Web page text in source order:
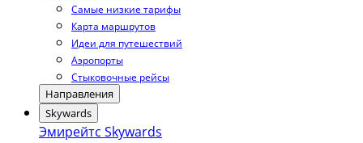
Самые низкие тарифы
Карта маршрутов
Идеи для путешествий
Аэропорты
Стыковочные рейсы
Направления
Skywards
Эмирейтс Skywards